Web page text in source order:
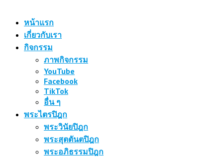
หน้าแรก
เกี่ยวกับเรา
กิจกรรม
ภาพกิจกรรม
YouTube
Facebook
TikTok
อื่น ๆ
พระไตรปิฎก
พระวินัยปิฎก
พระสุตตันตปิฎก
พระอภิธรรมปิฎก